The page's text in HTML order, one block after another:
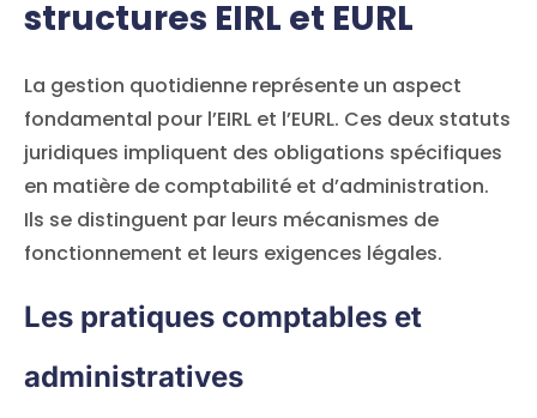
structures EIRL et EURL
La gestion quotidienne représente un aspect
fondamental pour l’EIRL et l’EURL. Ces deux statuts
juridiques impliquent des obligations spécifiques
en matière de comptabilité et d’administration.
Ils se distinguent par leurs mécanismes de
fonctionnement et leurs exigences légales.
Les pratiques comptables et
administratives